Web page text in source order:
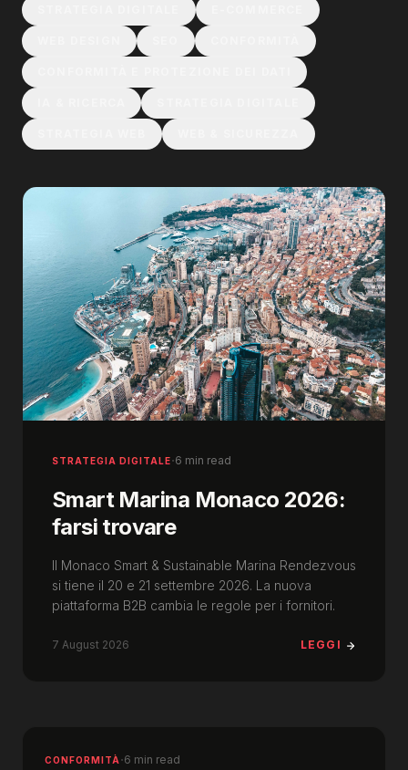
STRATEGIA DIGITALE·6 min read
Smart Marina Monaco 2026:
farsi trovare
Il Monaco Smart & Sustainable Marina Rendezvous
si tiene il 20 e 21 settembre 2026. La nuova
piattaforma B2B cambia le regole per i fornitori.
7 August 2026 LEGGI
CONFORMITÀ ·6 min read